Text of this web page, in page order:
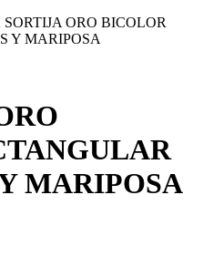
SORTIJA ORO BICOLOR
Y MARIPOSA
MARIPOSA